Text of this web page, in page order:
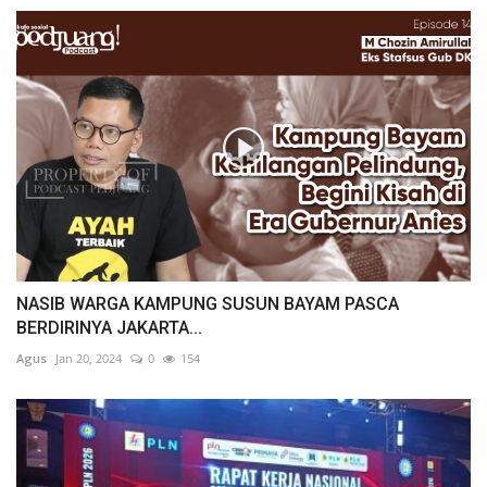
NASIB WARGA KAMPUNG SUSUN BAYAM PASCA
BERDIRINYA JAKARTA...
Agus Jan 20, 2024 0 154